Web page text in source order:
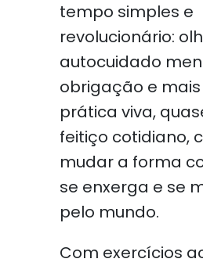
tempo simples e
revolucionário:
autocuidado
obrigação e
prática viva,
feitiço cotidiano,
mudar a forma
se enxerga e se
pelo mundo.
Com exercícios